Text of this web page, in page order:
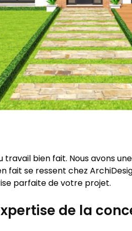
travail bien fait. Nous avons
fait se ressent chez
parfaite de votre projet.
de la